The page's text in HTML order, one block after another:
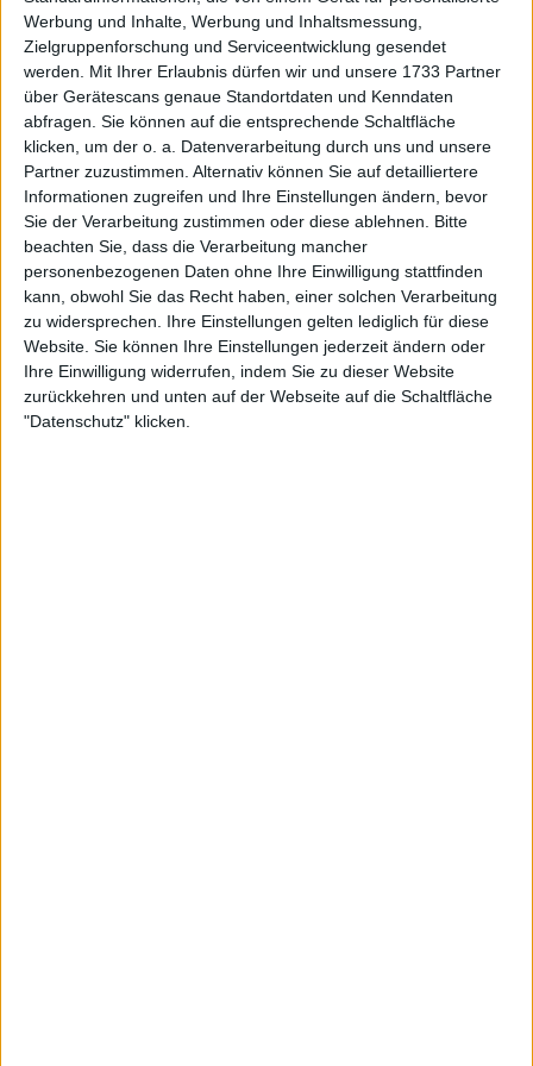
Werbung und Inhalte, Werbung und Inhaltsmessung,
Zielgruppenforschung und Serviceentwicklung gesendet
werden.
Mit Ihrer Erlaubnis dürfen wir und unsere 1733 Partner
über Gerätescans genaue Standortdaten und Kenndaten
abfragen. Sie können auf die entsprechende Schaltfläche
klicken, um der o. a. Datenverarbeitung durch uns und unsere
Partner zuzustimmen. Alternativ können Sie auf detailliertere
Informationen zugreifen und Ihre Einstellungen ändern, bevor
Sie der Verarbeitung zustimmen oder diese ablehnen.
Bitte
beachten Sie, dass die Verarbeitung mancher
personenbezogenen Daten ohne Ihre Einwilligung stattfinden
kann, obwohl Sie das Recht haben, einer solchen Verarbeitung
zu widersprechen. Ihre Einstellungen gelten lediglich für diese
Website. Sie können Ihre Einstellungen jederzeit ändern oder
Ihre Einwilligung widerrufen, indem Sie zu dieser Website
zurückkehren und unten auf der Webseite auf die Schaltfläche
"Datenschutz" klicken.
Hartplatz zu behaupten
Trotz der Enttäuschung bleibt Swiatek optimistisch,
was ihre Leistung in Melbourne angeht, und blickt
auf die Herausforderungen des Nahost-Swings
voraus. Ihr stehen ein paar kritische Monate bevor, in
denen sie wichtige Punkte zu verteidigen hat,
darunter ihre Titel in Doha und Indian Wells sowie
eine Halbfinalteilnahme in Dubai. Der Druck wird
groß sein, wenn sie ihre Verfolgung von Aryna
Sabalenka im Kampf um die Nummer 1 der Welt
aufrechterhalten will.
"🐨Australien 2025: eine tolle, solide Zeit. Mehr
Zufriedenheit, Farben, gute Erfahrungen", postete